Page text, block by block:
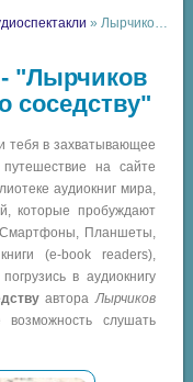
» Лырчиков Николай - Мы жили по соседству
"Лырчиков
соседству"
тебя в захватывающее
путешествие на сайте
аудиокниг мира,
которые пробуждают
Планшеты,
(e-book readers),
в аудиокнигу
автораЛырчиков
слушать